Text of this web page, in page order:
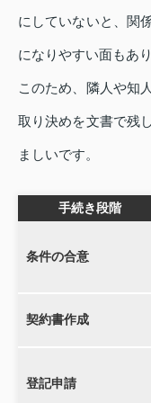
にしていないと、関
になりやすい面もあり
このため、隣人や知
取り決めを文書で残
ましいです。
手続き段階
条件の合意
契約書作成
登記申請